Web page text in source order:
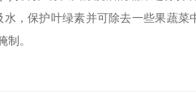
，保护叶绿素并可除去一些果蔬
。